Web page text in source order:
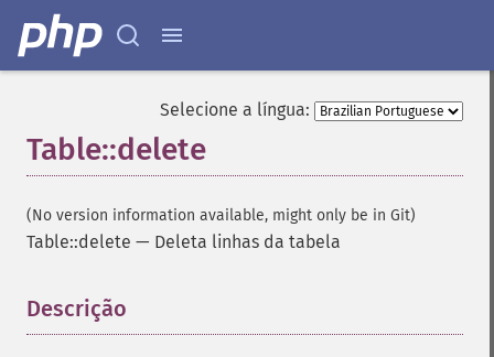
Selecione a língua:
Table::delete
(No version information available, might only be in Git)
Table::delete — Deleta linhas da tabela
Descrição